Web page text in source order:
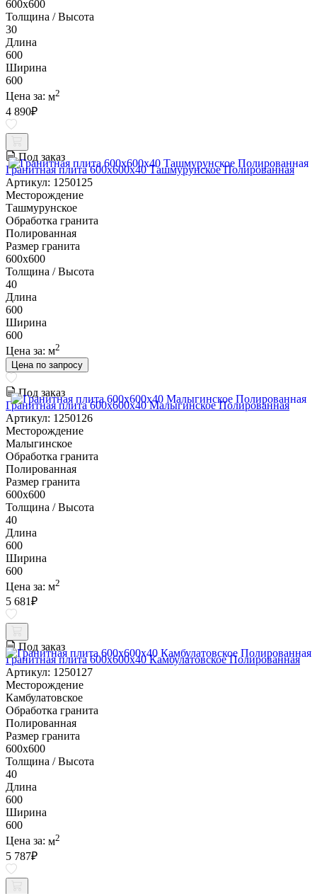
600х600
Толщина / Высота
30
Длина
600
Ширина
600
Цена за: м2
4 890₽
Под заказ
Гранитная плита 600х600x40 Ташмурунское Полированная
Артикул: 1250125
Месторождение
Ташмурунское
Обработка гранита
Полированная
Размер гранита
600х600
Толщина / Высота
40
Длина
600
Ширина
600
Цена за: м2
Цена по запросу
Под заказ
Гранитная плита 600х600x40 Малыгинское Полированная
Артикул: 1250126
Месторождение
Малыгинское
Обработка гранита
Полированная
Размер гранита
600х600
Толщина / Высота
40
Длина
600
Ширина
600
Цена за: м2
5 681₽
Под заказ
Гранитная плита 600х600x40 Камбулатовское Полированная
Артикул: 1250127
Месторождение
Камбулатовское
Обработка гранита
Полированная
Размер гранита
600х600
Толщина / Высота
40
Длина
600
Ширина
600
Цена за: м2
5 787₽